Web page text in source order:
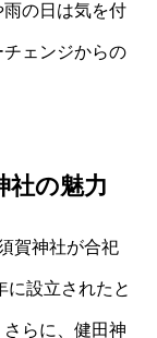
の日は気を付
ェンジからの
社の魅力
賀神社が合祀
に設立されたと
らに、健田神